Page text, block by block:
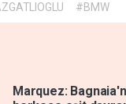
#BMW
Marquez: